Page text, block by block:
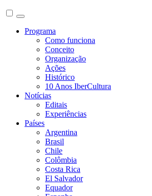
Programa
Como funciona
Conceito
Organização
Ações
Histórico
10 Anos IberCultura
Notícias
Editais
Experiências
Países
Argentina
Brasil
Chile
Colômbia
Costa Rica
El Salvador
Equador